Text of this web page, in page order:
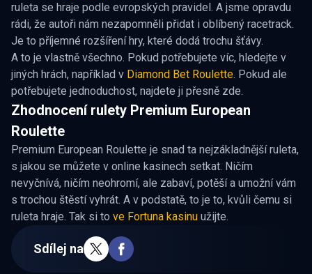
ruleta se hraje podle evropských pravidel. A jsme opravdu
rádi, že autoři nám nezapomněli přidat i oblíbený racetrack.
Je to příjemné rozšíření hry, které dodá trochu šťávy.
A to je vlastně všechno. Pokud potřebujete víc, hledejte v
jiných hrách, například v Diamond Bet Roulette. Pokud ale
potřebujete jednoduchost, najdete ji přesně zde.
Zhodnocení rulety Premium European
Roulette
Premium European Roulette je snad ta nejzákladnější ruleta,
s jakou se můžete v online kasinech setkat. Ničím
nevyčnívá, ničím neohromí, ale zabaví, potěší a umožní vám
s trochou štěstí vyhrát. A v podstatě, to je to, kvůli čemu si
ruleta hraje. Tak si to ve Fortuna kasinu užijte.
Sdílej na